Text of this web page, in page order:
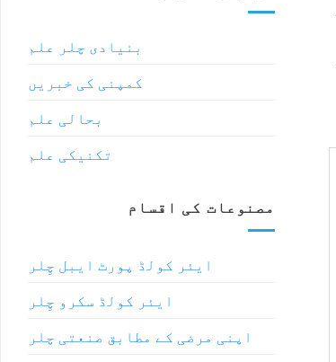
بنیادی چلر علم
کمپنی کی خبریں
بحالی علم
تکنیکی علم
مصنوعات کی اقسام
ایئر کولڈ پورٹ ایبل چِلر
ایئر کولڈ سکرو چِلر
اپنی مرضی کے مطابق صنعتی چلر